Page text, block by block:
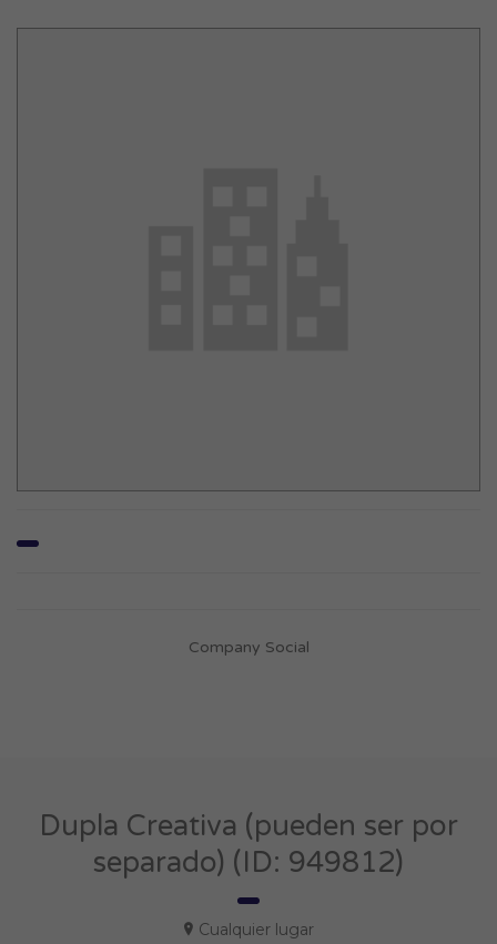
Company Social
Dupla Creativa (pueden ser por
separado) (ID: 949812)
Cualquier lugar